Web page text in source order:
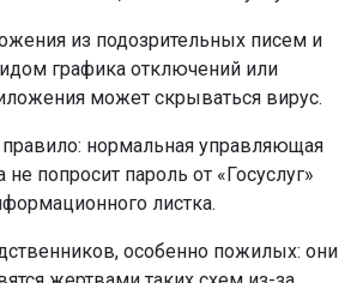
из подозрительных писем и
графика отключений или
может скрываться вирус.
нормальная управляющая
попросит пароль от «Госуслуг»
листка.
особенно пожилых: они